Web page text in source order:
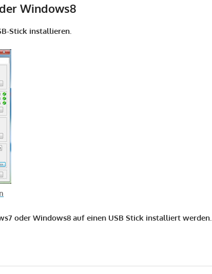
Windows8
Stick installieren.
oder Windows8 auf einen USB Stick installiert werden.